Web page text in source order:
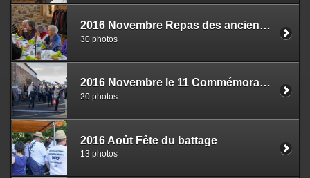
2016 Novembre Repas des anciens et du personnel municipal
30 photos
2016 Novembre le 11 Commémoration
20 photos
2016 Août Fête du battage
13 photos